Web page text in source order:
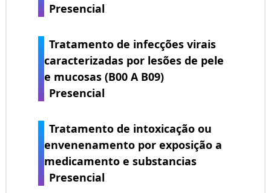
Presencial
Tratamento de infecções virais
caracterizadas por lesões de pele
e mucosas (B00 A B09)
Presencial
Tratamento de intoxicação ou
envenenamento por exposição a
medicamento e substancias
Presencial